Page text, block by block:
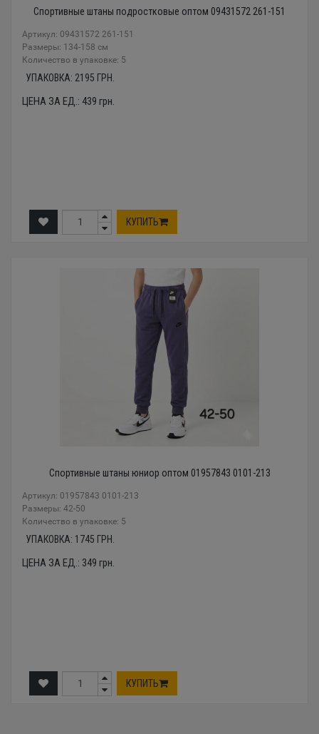
Спортивные штаны подростковые оптом 09431572 261-151
Артикул: 09431572 261-151
Размеры: 134-158 см
Количество в упаковке: 5
УПАКОВКА: 2195 ГРН.
ЦЕНА ЗА ЕД.: 439 грн.
КУПИТЬ
Спортивные штаны юниор оптом 01957843 0101-213
Артикул: 01957843 0101-213
Размеры: 42-50
Количество в упаковке: 5
УПАКОВКА: 1745 ГРН.
ЦЕНА ЗА ЕД.: 349 грн.
КУПИТЬ